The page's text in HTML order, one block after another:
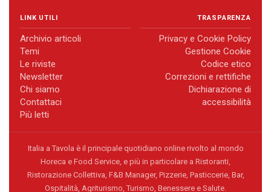
LINK UTILI
Archivio articoli
Temi
Le riviste
Newsletter
Chi siamo
Contattaci
Più letti
TRASPARENZA
Privacy e Cookie Policy
Gestione Cookie
Codice etico
Correzioni e rettifiche
Dichiarazione di
accessibilità
Italia a Tavola è il principale quotidiano online rivolto al mondo
Horeca e Food Service, e più in particolare a Ristoranti,
Ristorazione Collettiva, F&B Manager, Pizzerie, Pasticcerie, Bar,
Ospitalità, Agriturismo, Turismo, Benessere e Salute.